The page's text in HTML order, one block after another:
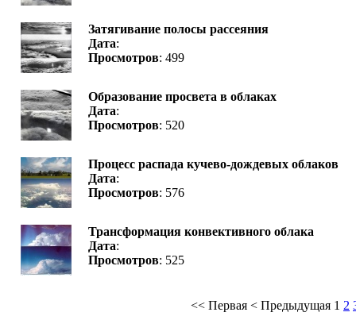
Затягивание полосы рассеяния
Дата:
Просмотров: 499
Образование просвета в облаках
Дата:
Просмотров: 520
Процесс распада кучево-дождевых облаков
Дата:
Просмотров: 576
Трансформация конвективного облака
Дата:
Просмотров: 525
<< Первая < Предыдущая 1 2